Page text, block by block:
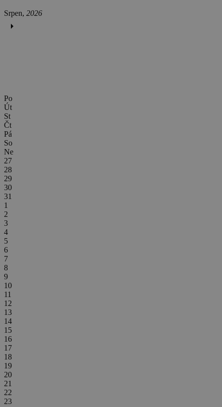
Srpen, 2026
Po
Út
St
Čt
Pá
So
Ne
27
28
29
30
31
1
2
3
4
5
6
7
8
9
10
11
12
13
14
15
16
17
18
19
20
21
22
23